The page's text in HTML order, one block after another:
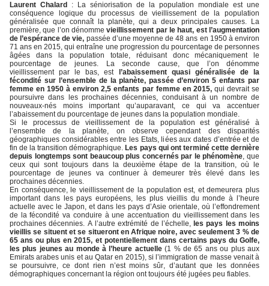
Laurent Chalard
: La séniorisation de la population mondiale est une
conséquence logique du processus de vieillissement de la population
généralisée que connaît l a planète, qui a deux principales causes. La
première, que l’on dénommevieillissement par le haut, est l’augmentation
de l’espérance de vie, passée d’une moyenne de 48 ans en 1950 à environ
71 ans en 2015, qui entraîne une progression du pourcentage de personnes
âgées dans la population totale, réduisant donc mécaniquement le
pourcentage de jeunes. La seconde cause, que l’on dénomme
vieillissement par le bas, est
l’abaissement quasi généralisée de la
fécondité sur l’ensemble de la planète, passée d’environ 5 enfants par
femme en 1950 à environ 2,5 enfants par femme en 2015,qui devrait se
poursuivre dans les prochaines décennies, conduisant à un nombre de
nouveaux-nés moins important qu’auparavant, ce qui va accentuer
l’abaissement du pourcentage de jeunes dans la population mondiale.
Si le processus de vieillissement de la population est généralisé à
l’ensemble de la planète, on observe cependant des disparités
géographiques considérables entre les Etats, liées aux dates d’entrée et de
fin de la transition démographique. Les pays qui ont terminé cette dernière
depuis longtemps sont beaucoup plus concernés par le phénomène, que
ceux qui sont toujours dans la deuxième étape de la transition, où le
pourcentage de jeunes va continuer à demeurer très élevé dans les
prochaines décennies.
En conséquence, le vieillissement de la population est, et demeurera plus
important dans les pays européens, les plus vieillis du monde à l’heure
actuelle avec le Japon, et dans les pays d’Asie orientale, où l’effondrement
de la fécondité va conduire à une accentuation du vieillissement dans les
prochaines décennies. A l’autre extrémité de l’échelle, les pays les moins
vieillis se situent et se situeront en Afrique noire, avec seulement 3 % de
65 ans ou plus en 2015, et potentiellement dans certains pays du Golfe,
les plus jeunes au monde à l’heure actuelle(1 % de 65 ans ou plus aux
Emirats arabes unis et au Qatar en 2015), si l’immigration de masse venait à
se poursuivre, ce dont rien n’est moins sûr, d’autant que les données
démographiques concernant la région ont toujours été jugées peu fiables.